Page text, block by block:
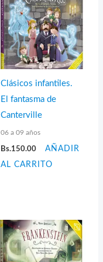
Clásicos infantiles.
El fantasma de
Canterville
06 a 09 años
Bs.150.00
AÑADIR
AL CARRITO